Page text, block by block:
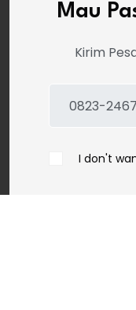
Mau
Kirim
I don't